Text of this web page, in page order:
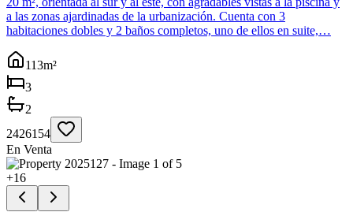
a las zonas ajardinadas de la urbanización. Cuenta con 3
habitaciones dobles y 2 baños completos, uno de ellos en suite,…
113m²
3
2
2426154
En Venta
+16